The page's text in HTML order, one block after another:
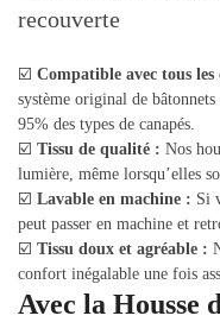
☑️ Compatible avec tous les
système original de bâtonnets
95% des types de canapés.
☑️ Tissu de qualité : Nos
lumière, même lorsqu’elles
☑️ Lavable en machine : Si
peut passer en machine et
☑️ Tissu doux et agréable :
confort inégalable une fois
Avec la Housse